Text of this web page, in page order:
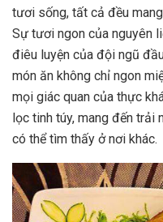
tươi sống, tất cả đều
Sự tươi ngon của nguyên
điêu luyện của đội ngũ
món ăn không chỉ ngon
mọi giác quan của thực
lọc tinh túy, mang đến trải
có thể tìm thấy ở nơi khác.